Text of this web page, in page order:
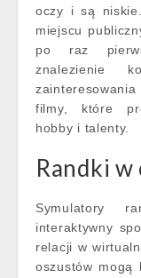
oczy i są
miejscu
po raz
znalezienie
filmy, które
hobby i talenty.
Randki w
Symulatory
interaktywny
relacji w
oszustów mogą